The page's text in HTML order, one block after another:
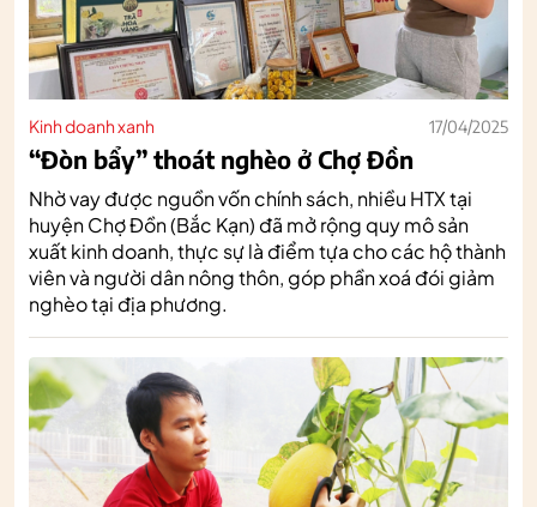
Kinh doanh xanh 17/04/2025
“Đòn bẩy” thoát nghèo ở Chợ Đồn
Nhờ vay được nguồn vốn chính sách, nhiều HTX tại
huyện Chợ Đồn (Bắc Kạn) đã mở rộng quy mô sản
xuất kinh doanh, thực sự là điểm tựa cho các hộ thành
viên và người dân nông thôn, góp phần xoá đói giảm
nghèo tại địa phương.